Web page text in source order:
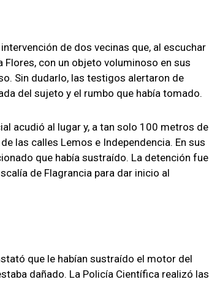
de dos vecinas que, al escuchar
Flores, con un objeto voluminoso en sus
Sin dudarlo, las testigos alertaron de
del sujeto y el rumbo que había tomado.
acudió al lugar y, a tan solo 100 metros de
las calles Lemos e Independencia. En sus
que había sustraído. La detención fue
de Flagrancia para dar inicio al
que le habían sustraído el motor del
dañado. La Policía Científica realizó las